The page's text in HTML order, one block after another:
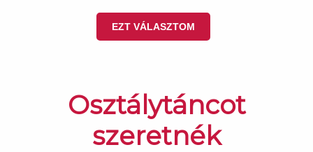
EZT VÁLASZTOM
Osztálytáncot
szeretnék